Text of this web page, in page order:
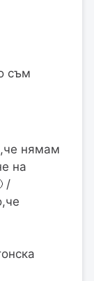
съм
нямам
на
/